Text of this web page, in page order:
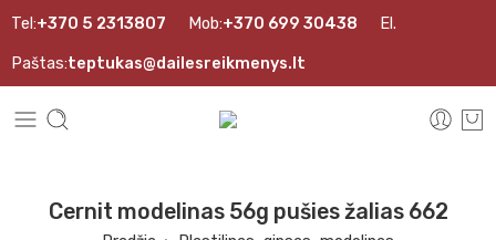
Tel:+370 5 2313807 Mob:+370 699 30438 El.
Paštas:teptukas@dailesreikmenys.lt
Cernit modelinas 56g pušies žalias 662